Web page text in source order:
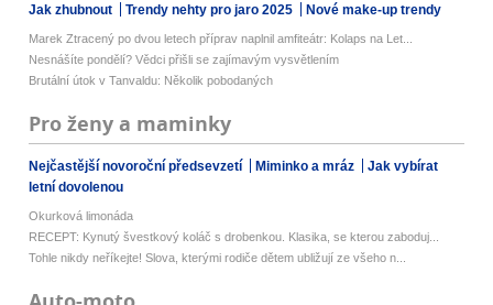
Jak zhubnout Trendy nehty pro jaro 2025 Nové make-up trendy
Marek Ztracený po dvou letech příprav naplnil amfiteátr: Kolaps na Let...
Nesnášíte pondělí? Vědci přišli se zajímavým vysvětlením
Brutální útok v Tanvaldu: Několik pobodaných
Pro ženy a maminky
Nejčastější novoroční předsevzetí Miminko a mráz
Jak vybírat
letní dovolenou
Okurková limonáda
RECEPT: Kynutý švestkový koláč s drobenkou. Klasika, se kterou zaboduj...
Tohle nikdy neříkejte! Slova, kterými rodiče dětem ubližují ze všeho n...